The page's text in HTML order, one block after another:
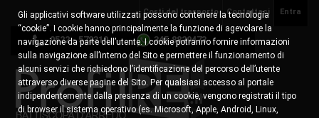
Entra
Contattaci
Costi del trasporto
0522 - 578310 345.8829473
Gli applicativi software utilizzati possono contenere la tecnologia
“cookie”. I cookie hanno principalmente la funzione di agevolare la
navigazione da parte dell’utente. I cookie potranno fornire informazioni
sulla navigazione all’interno del Sito e permettere il funzionamento di
alcuni servizi che richiedono l’identificazione del percorso dell’utente
attraverso diverse pagine del Sito. Per qualsiasi accesso al portale
indipendentemente dalla presenza di un cookie, vengono registrati il tipo
di browser il sistema operativo (es. Microsoft, Apple, Android, Linux,